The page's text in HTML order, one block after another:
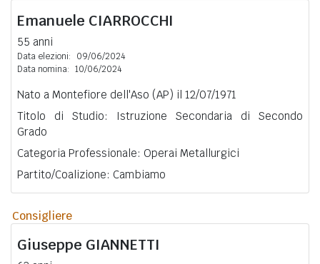
Emanuele CIARROCCHI
55 anni
Data elezioni:
09/06/2024
Data nomina: 10/06/2024
Nato a Montefiore dell'Aso (AP) il 12/07/1971
Titolo di Studio: Istruzione Secondaria di Secondo
Grado
Categoria Professionale: Operai Metallurgici
Partito/Coalizione: Cambiamo
Consigliere
Giuseppe GIANNETTI